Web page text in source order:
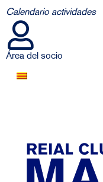
Calendario actividades
Área del socio